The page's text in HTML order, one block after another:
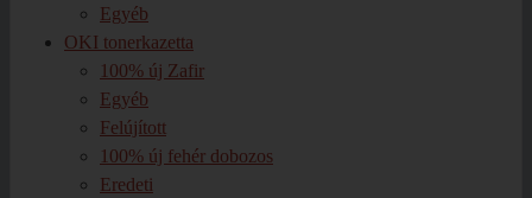
Egyéb
OKI tonerkazetta
100% új Zafir
Egyéb
Felújított
100% új fehér dobozos
Eredeti